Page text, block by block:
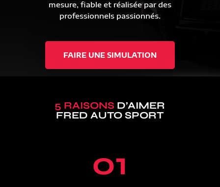
mesure, fiable et réalisée par des
professionnels passionnés.
FAIRE UNE SIMULATION
5 RAISONS D’AIMER
FRED AUTO SPORT
01